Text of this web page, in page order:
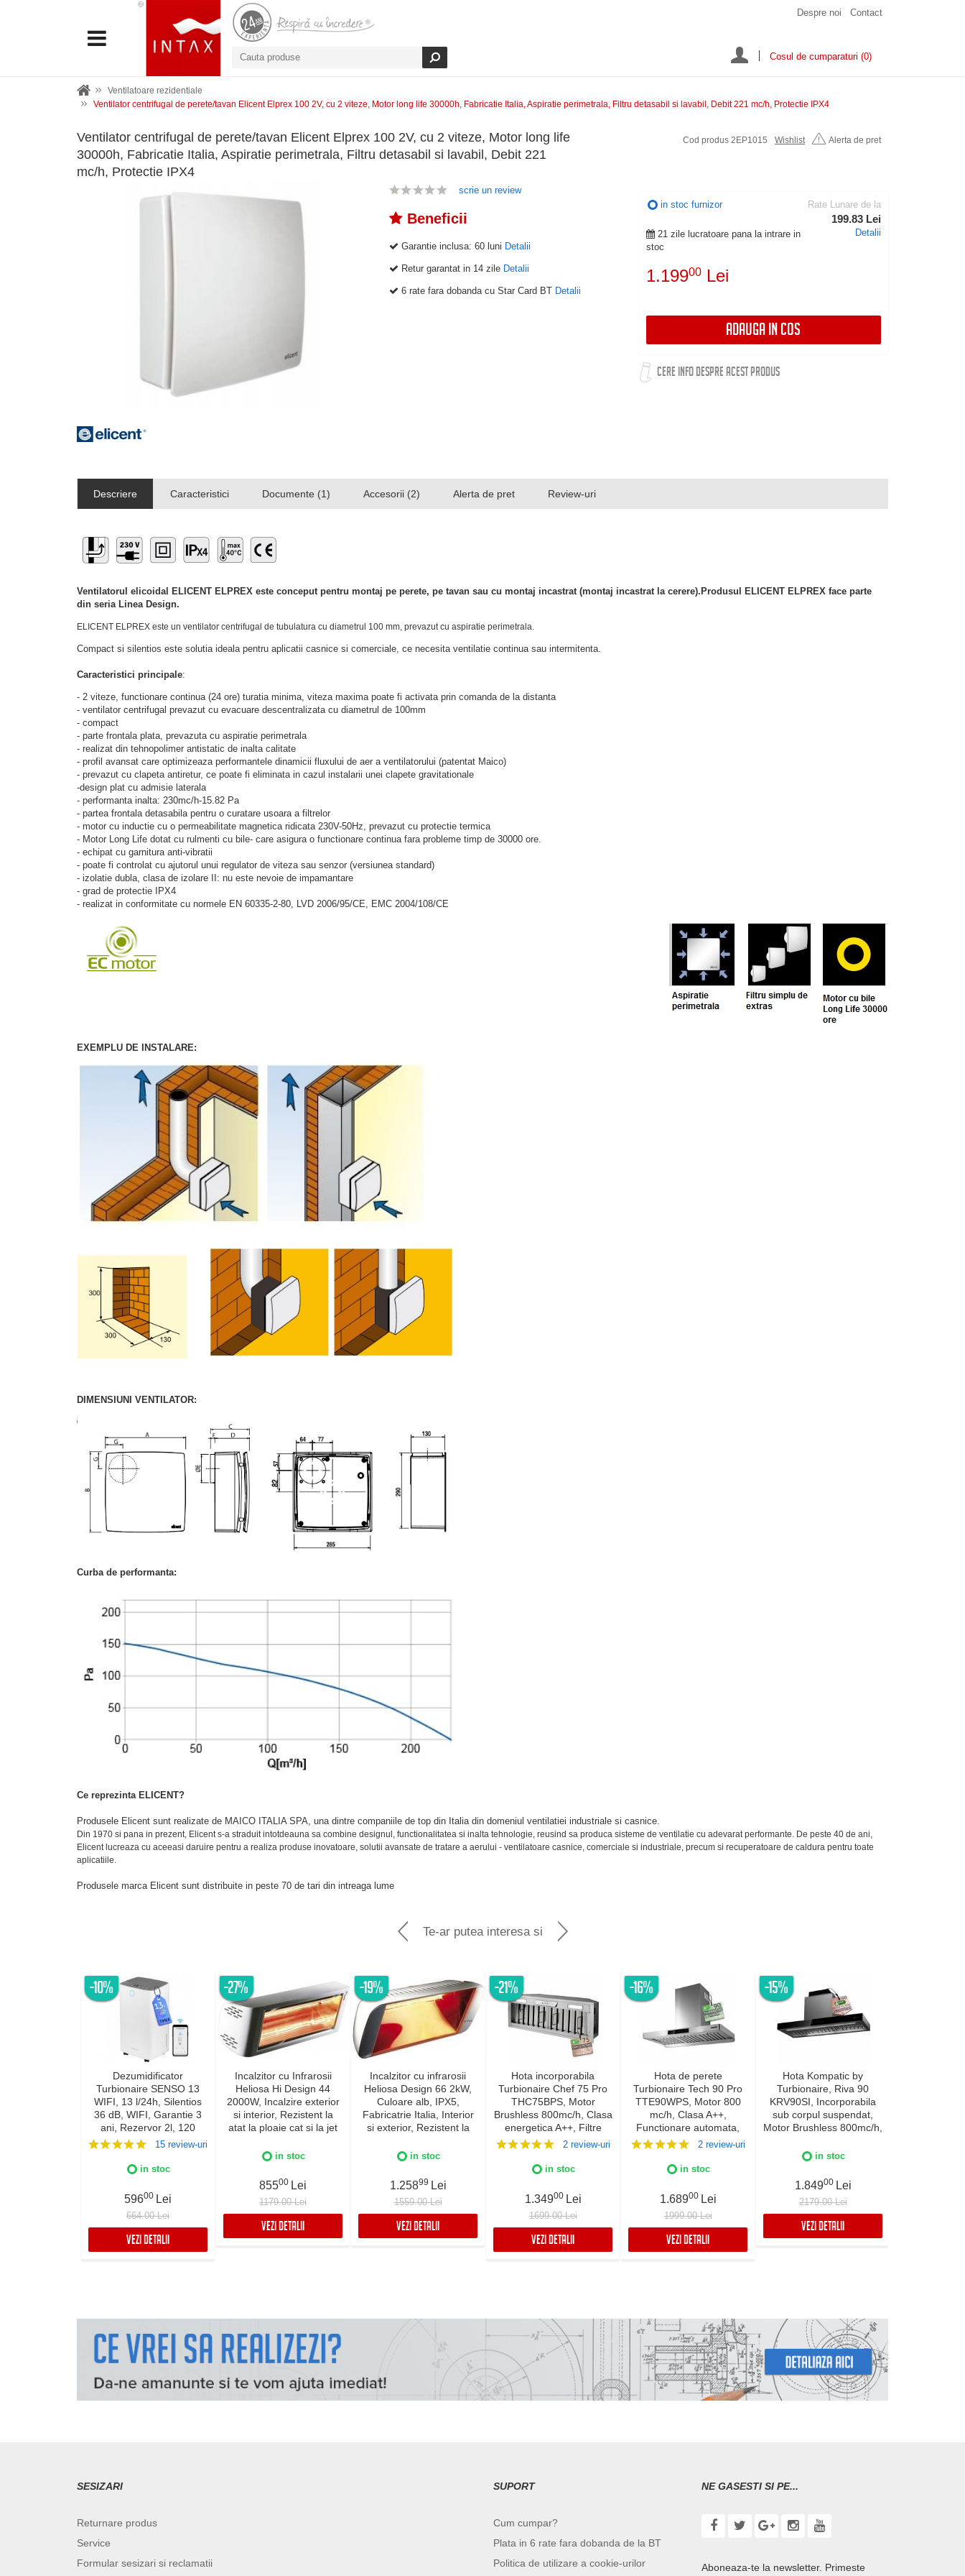
Despre noi Contact
Cosul de cumparaturi (0)
Ventilatoare rezidentiale
Ventilator centrifugal de perete/tavan Elicent Elprex 100 2V, cu 2 viteze, Motor long life 30000h, Fabricatie Italia, Aspiratie perimetrala, Filtru detasabil si lavabil, Debit 221 mc/h, Protectie IPX4
Ventilator centrifugal de perete/tavan Elicent Elprex 100 2V, cu 2 viteze, Motor long life
30000h, Fabricatie Italia, Aspiratie perimetrala, Filtru detasabil si lavabil, Debit 221
mc/h, Protectie IPX4
Cod produs 2EP1015 Wishlist Alerta de pret
in stoc furnizor
21 zile lucratoare pana la intrare in
stoc
1.19900Lei
Rate Lunare de la
199.83 Lei
Detalii
ADAUGA IN COS
CERE INFO DESPRE ACEST PRODUS
scrie un review
Beneficii
Garantie inclusa: 60 luni Detalii
Retur garantat in 14 zile Detalii
6 rate fara dobanda cu Star Card BT Detalii
Descriere Caracteristici Documente (1) Accesorii (2) Alerta de pret Review-uri
Ventilatorul elicoidal ELICENT ELPREX este conceput pentru montaj pe perete, pe tavan sau cu montaj incastrat (montaj incastrat la cerere).Produsul ELICENT ELPREX face parte
din seria Linea Design.
ELICENT ELPREX este un ventilator centrifugal de tubulatura cu diametrul 100 mm, prevazut cu aspiratie perimetrala.
Compact si silentios este solutia ideala pentru aplicatii casnice si comerciale, ce necesita ventilatie continua sau intermitenta.
Caracteristici principale:
- 2 viteze, functionare continua (24 ore) turatia minima, viteza maxima poate fi activata prin comanda de la distanta
- ventilator centrifugal prevazut cu evacuare descentralizata cu diametrul de 100mm
- compact
- parte frontala plata, prevazuta cu aspiratie perimetrala
- realizat din tehnopolimer antistatic de inalta calitate
- profil avansat care optimizeaza performantele dinamicii fluxului de aer a ventilatorului (patentat Maico)
- prevazut cu clapeta antiretur, ce poate fi eliminata in cazul instalarii unei clapete gravitationale
-design plat cu admisie laterala
- performanta inalta: 230mc/h-15.82 Pa
- partea frontala detasabila pentru o curatare usoara a filtrelor
- motor cu inductie cu o permeabilitate magnetica ridicata 230V-50Hz, prevazut cu protectie termica
- Motor Long Life dotat cu rulmenti cu bile- care asigura o functionare continua fara probleme timp de 30000 ore.
- echipat cu garnitura anti-vibratii
- poate fi controlat cu ajutorul unui regulator de viteza sau senzor (versiunea standard)
- izolatie dubla, clasa de izolare II: nu este nevoie de impamantare
- grad de protectie IPX4
- realizat in conformitate cu normele EN 60335-2-80, LVD 2006/95/CE, EMC 2004/108/CE
EXEMPLU DE INSTALARE:
DIMENSIUNI VENTILATOR:
Curba de performanta:
Ce reprezinta ELICENT?
Produsele Elicent sunt realizate de MAICO ITALIA SPA, una dintre companiile de top din Italia din domeniul ventilatiei industriale si casnice.
Din 1970 si pana in prezent, Elicent s-a straduit intotdeauna sa combine designul, functionalitatea si inalta tehnologie, reusind sa produca sisteme de ventilatie cu adevarat performante. De peste 40 de ani,
Elicent lucreaza cu aceeasi daruire pentru a realiza produse inovatoare, solutii avansate de tratare a aerului - ventilatoare casnice, comerciale si industriale, precum si recuperatoare de caldura pentru toate
aplicatiile.
Produsele marca Elicent sunt distribuite in peste 70 de tari din intreaga lume
Te-ar putea interesa si
-10%
Dezumidificator
Turbionaire SENSO 13
WIFI, 13 l/24h, Silentios
36 dB, WIFI, Garantie 3
ani, Rezervor 2l, 120
m³/h, Control digital,
umiditate, Timer, Display
15 review-uri
in stoc
59600 Lei
664.00 Lei
VEZI DETALII
-27%
Incalzitor cu Infrarosii
Heliosa Hi Design 44
2000W, Incalzire exterior
si interior, Rezistent la
atat la ploaie cat si la jet
Culoare Alba, IPX5
in stoc
85500 Lei
1179.00 Lei
VEZI DETALII
-19%
Incalzitor cu infrarosii
Heliosa Design 66 2kW,
Culoare alb, IPX5,
Fabricatrie Italia, Interior
si exterior, Rezistent la
in stoc
1.25899 Lei
1559.00 Lei
VEZI DETALII
-21%
Hota incorporabila
Turbionaire Chef 75 Pro
THC75BPS, Motor
Brushless 800mc/h, Clasa
energetica A++, Filtre
Baffle Avansate din inox,
Control electronic,
viteze+Boost, Finisaj Inox
2 review-uri
in stoc
1.34900 Lei
1699.00 Lei
VEZI DETALII
-16%
Hota de perete
Turbionaire Tech 90 Pro
TTE90WPS, Motor 800
mc/h, Clasa A++,
Functionare automata,
Senzor monitorizare
curatare aer, Iluminare
Super boost, 90 cm, Inox
2 review-uri
in stoc
1.68900 Lei
1999.00 Lei
VEZI DETALII
-15%
Hota Kompatic by
Turbionaire, Riva 90
KRV90SI, Incorporabila
sub corpul suspendat,
Motor Brushless 800mc/h,
ajustabile, Filtre Baffle
Refulare
verticala/orizontala, 3
viteze, Boost si Super
in stoc
1.84900 Lei
2179.00 Lei
VEZI DETALII
SESIZARI
Returnare produs
Service
Formular sesizari si reclamatii
SUPORT
Cum cumpar?
Plata in 6 rate fara dobanda de la BT
Politica de utilizare a cookie-urilor
NE GASESTI SI PE...
Aboneaza-te la newsletter. Primeste